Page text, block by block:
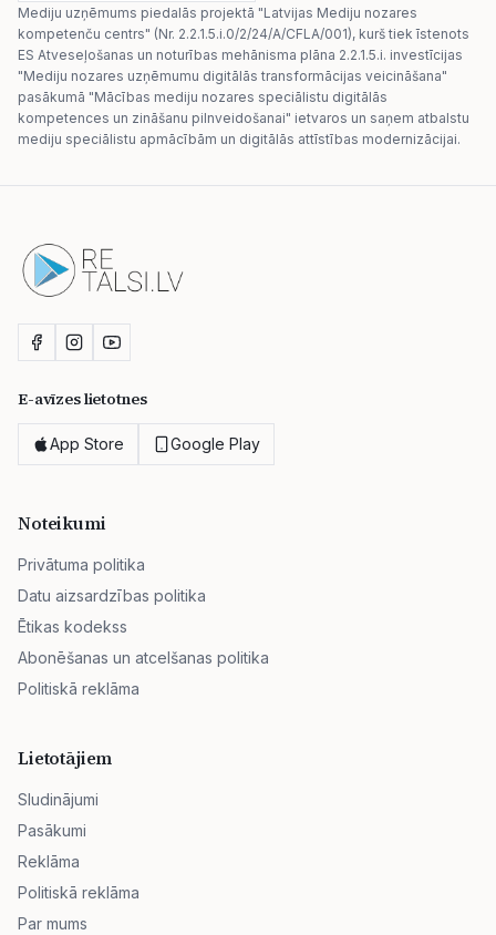
Mediju uzņēmums piedalās projektā "Latvijas Mediju nozares
kompetenču centrs" (Nr. 2.2.1.5.i.0/2/24/A/CFLA/001), kurš tiek īstenots
ES Atveseļošanas un noturības mehānisma plāna 2.2.1.5.i. investīcijas
"Mediju nozares uzņēmumu digitālās transformācijas veicināšana"
pasākumā "Mācības mediju nozares speciālistu digitālās
kompetences un zināšanu pilnveidošanai" ietvaros un saņem atbalstu
mediju speciālistu apmācībām un digitālās attīstības modernizācijai.
E-avīzes lietotnes
App Store Google Play
Noteikumi
Privātuma politika
Datu aizsardzības politika
Ētikas kodekss
Abonēšanas un atcelšanas politika
Politiskā reklāma
Lietotājiem
Sludinājumi
Pasākumi
Reklāma
Politiskā reklāma
Par mums